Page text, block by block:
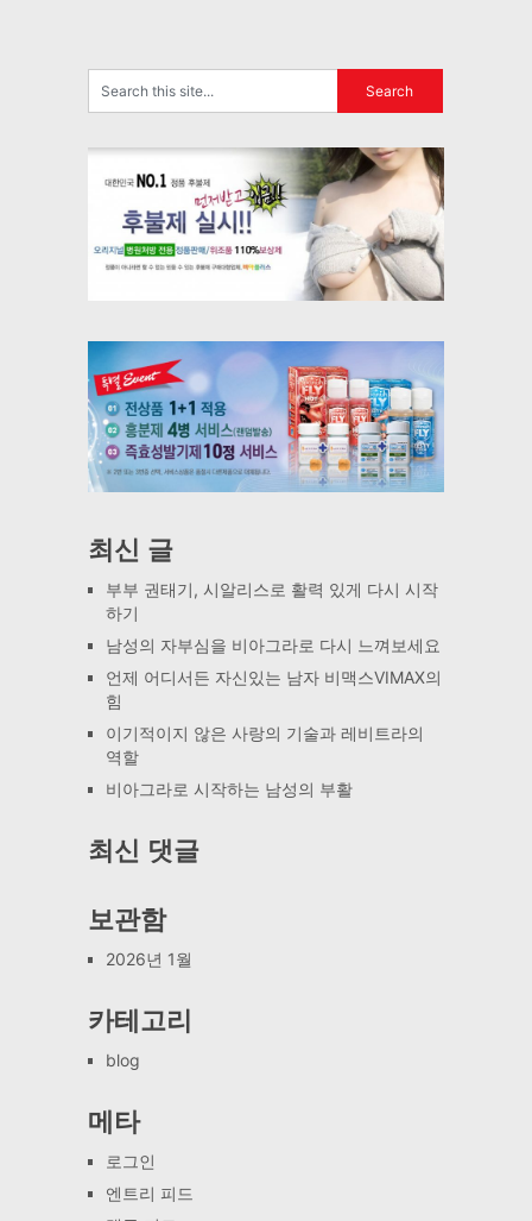
최신 글
부부 권태기, 시알리스로 활력 있게 다시 시작
하기
남성의 자부심을 비아그라로 다시 느껴보세요
언제 어디서든 자신있는 남자 비맥스VIMAX의
힘
이기적이지 않은 사랑의 기술과 레비트라의
역할
비아그라로 시작하는 남성의 부활
최신 댓글
보관함
2026년 1월
카테고리
blog
메타
로그인
엔트리 피드